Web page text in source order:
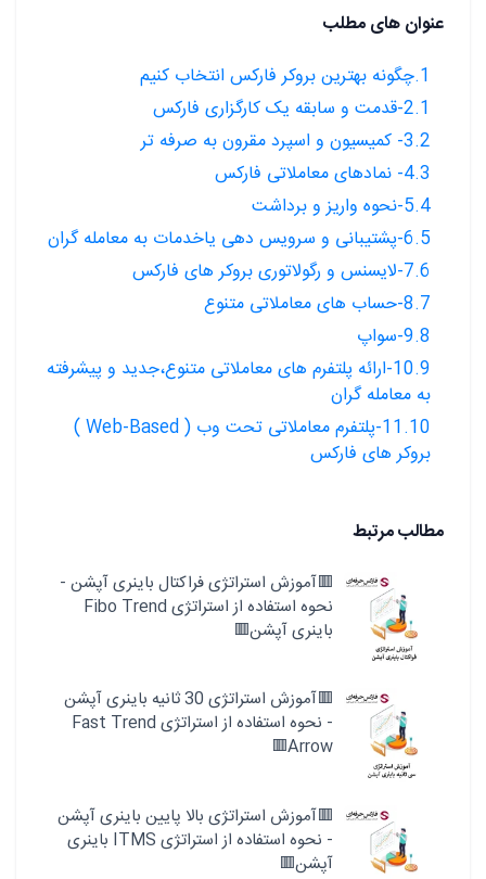
عنوان های مطلب
1.چگونه بهترین بروکر فارکس انتخاب کنیم
2.1-قدمت و سابقه یک کارگزاری فارکس
3.2- کمیسیون و اسپرد مقرون به صرفه تر
4.3- نمادهای معاملاتی فارکس
5.4-نحوه واریز و برداشت
6.5-پشتیبانی و سرویس دهی یاخدمات به معامله گران
7.6-لایسنس و رگولاتوری بروکر های فارکس
8.7-حساب های معاملاتی متنوع
9.8-سواپ
10.9-ارائه پلتفرم های معاملاتی متنوع،جدید و پیشرفته
به معامله گران
11.10-پلتفرم معاملاتی تحت وب ( Web-Based )
بروکر های فارکس
مطالب مرتبط
🟥آموزش استراتژی فراکتال باینری آپشن -
نحوه استفاده از استراتژی Fibo Trend
باینری آپشن🟥
🟥آموزش استراتژی 30 ثانیه باینری آپشن
- نحوه استفاده از استراتژی Fast Trend
Arrow🟥
🟥آموزش استراتژی بالا پایین باینری آپشن
- نحوه استفاده از استراتژی ITMS باینری
آپشن🟥